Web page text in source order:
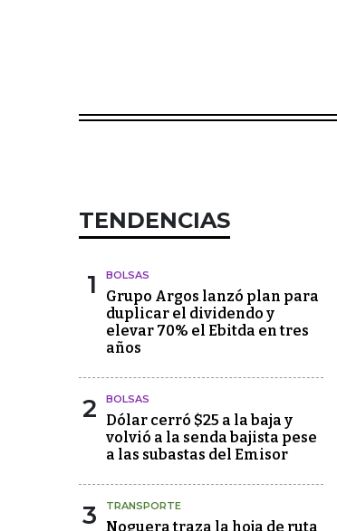
TENDENCIAS
1 BOLSAS
Grupo Argos lanzó plan para
duplicar el dividendo y
elevar 70% el Ebitda en tres
años
2 BOLSAS
Dólar cerró $25 a la baja y
volvió a la senda bajista pese
a las subastas del Emisor
3 TRANSPORTE
Noguera traza la hoja de ruta